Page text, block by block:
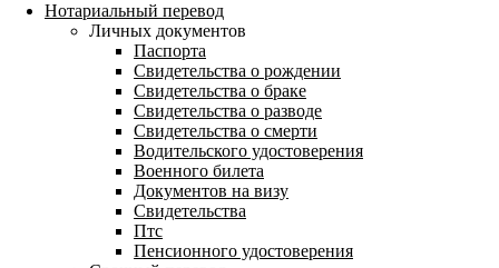
Нотариальный перевод
Личных документов
Паспорта
Свидетельства о рождении
Свидетельства о браке
Свидетельства о разводе
Свидетельства о смерти
Водительского удостоверения
Военного билета
Документов на визу
Свидетельства
Птс
Пенсионного удостоверения